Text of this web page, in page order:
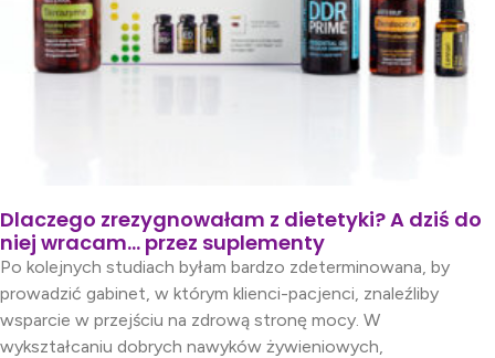
Dlaczego zrezygnowałam z dietetyki? A dziś do
niej wracam… przez suplementy
Po kolejnych studiach byłam bardzo zdeterminowana, by
prowadzić gabinet, w którym klienci-pacjenci, znaleźliby
wsparcie w przejściu na zdrową stronę mocy. W
wykształcaniu dobrych nawyków żywieniowych,